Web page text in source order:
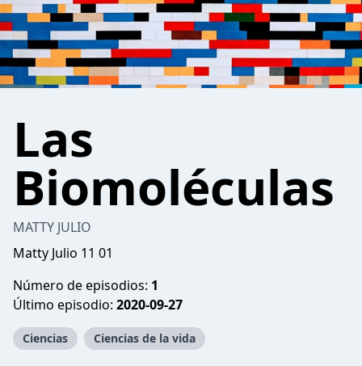
Las
Biomoléculas
MATTY JULIO
Matty Julio 11 01
Número de episodios: 1
Último episodio: 2020-09-27
Ciencias Ciencias de la vida